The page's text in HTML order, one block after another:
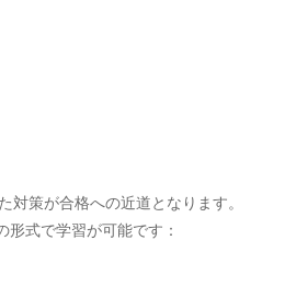
策が合格への近道となります。
式で学習が可能です：